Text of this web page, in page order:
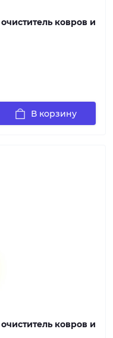
ковров и
В корзину
ковров и